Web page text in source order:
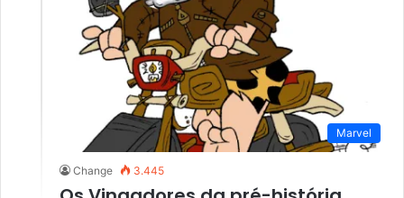
Marvel
Change 3.445